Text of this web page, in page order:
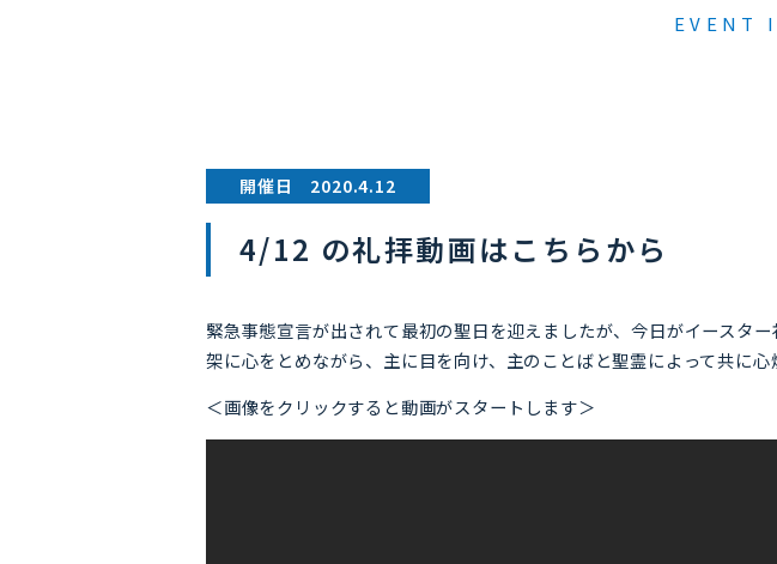
EVENT
開催日 2020.4.12
4/12 の礼拝動画はこちらから
緊急事態宣言が出されて最初の聖日を迎えましたが、今日がイースタ
架に心をとめながら、主に目を向け、主のことばと聖霊によって共に
＜画像をクリックすると動画がスタートします＞